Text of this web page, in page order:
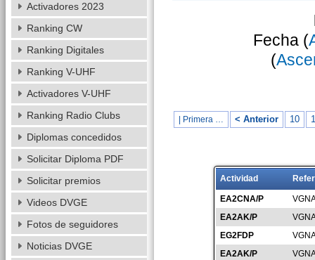
Fecha (
(
| Primera … < Anterior 10
Actividad
EA2CNA/P
EA2AK/P
EG2FDP
EA2AK/P
Activadores 2023
Ranking CW
Ranking Digitales
Ranking V-UHF
Activadores V-UHF
Ranking Radio Clubs
Diplomas concedidos
Solicitar Diploma PDF
Solicitar premios
Videos DVGE
Fotos de seguidores
Noticias DVGE